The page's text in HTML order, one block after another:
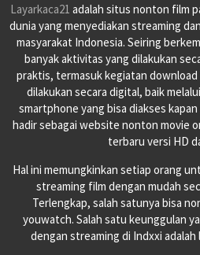
Layarkaca21 adalah situs nonton film
dunia yang menyediakan streaming
masyarakat Indonesia. Seiring
banyak aktivitas yang dilakukan
praktis, termasuk kegiatan download
dilakukan secara digital, baik
smartphone yang bisa diakses kapan
hadir sebagai website nonton movie
terbaru versi HD
Hal ini memungkinkan setiap orang
streaming film dengan mudah
Terlengkap, salah satunya bisa
youwatch. Salah satu keunggulan
dengan streaming di Indxxi